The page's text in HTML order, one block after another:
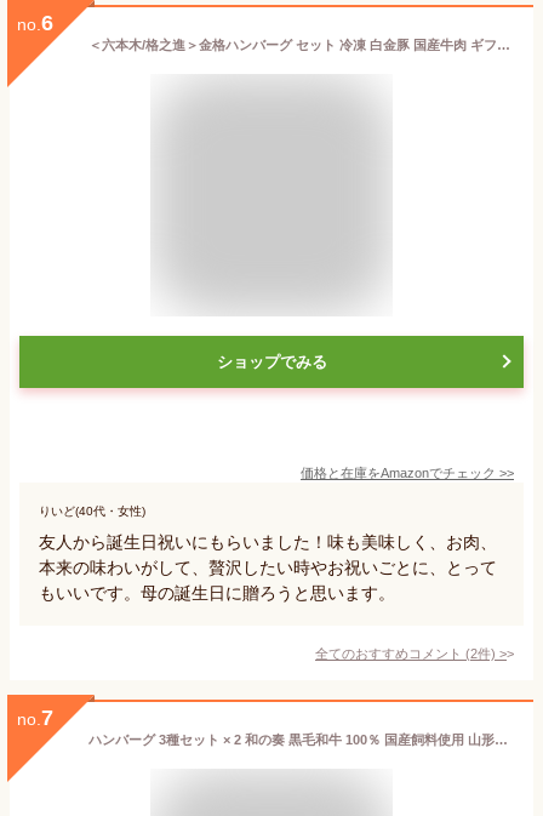
no. 6
＜六本木/格之進＞金格ハンバーグ セット 冷凍 白金豚 国産牛肉 ギフト対応 120g × 5個入り【ギフト】（新パッケージ）
ショップでみる
価格と在庫をAmazonでチェック >>
りいど(40代・女性)
友人から誕生日祝いにもらいました！味も美味しく、お肉、
本来の味わいがして、贅沢したい時やお祝いごとに、とって
もいいです。母の誕生日に贈ろうと思います。
全てのおすすめコメント (2件) >
no. 7
ハンバーグ 3種セット × 2 和の奏 黒毛和牛 100％ 国産飼料使用 山形牛 純国産牛 【 冷凍 贈り物 国産牛 ヒレ入り 合い挽き 手作り 牛肉 人気メニュー のし 】 なごみ農産